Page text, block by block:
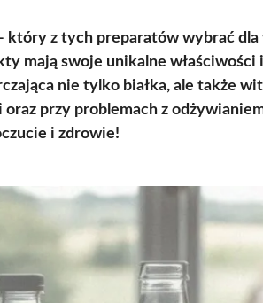
który z tych preparatów wybrać
mają swoje unikalne
nie tylko białka, ale także
przy problemach z
i zdrowie!